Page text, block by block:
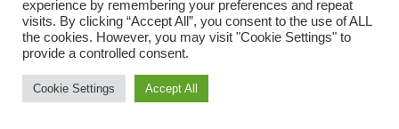
experience by remembering your preferences and repeat
visits. By clicking “Accept All”, you consent to the use of ALL
the cookies. However, you may visit "Cookie Settings" to
provide a controlled consent.
Cookie Settings Accept All